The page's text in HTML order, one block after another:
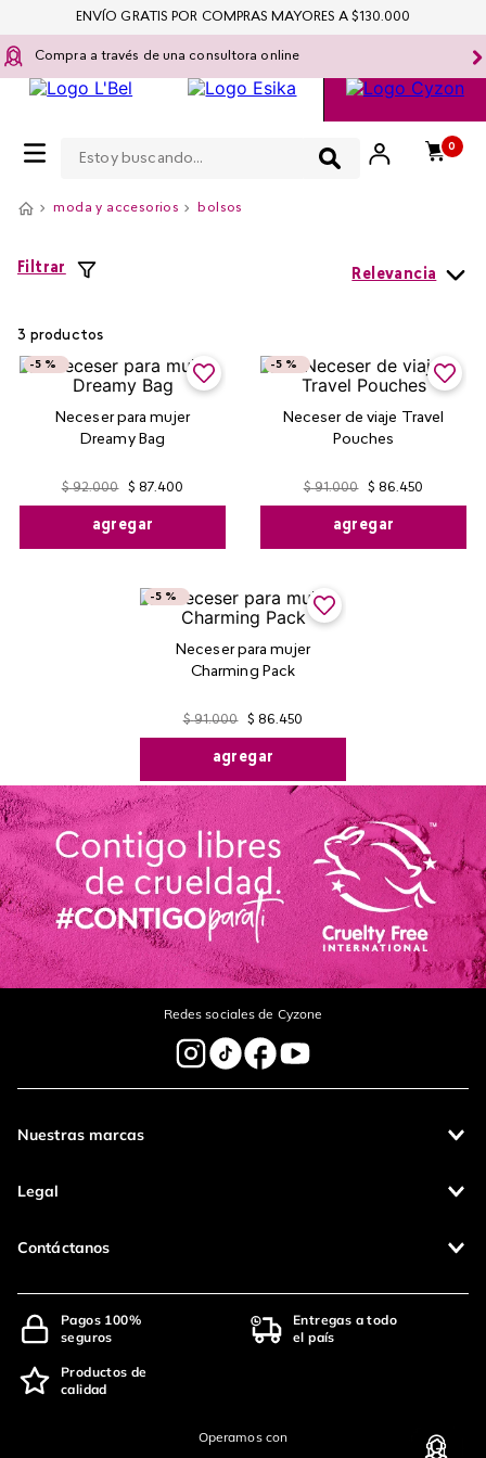
Compra a través de una consultora online
0
ENVÍO GRATIS POR COMPRAS MAYORES A $130.000
moda y accesorios bolsos
Filtrar Relevancia
3 productos
Neceser para mujer
Dreamy Bag
-5 %
$ 92.000 $ 87.400
agregar
Neceser de viaje Travel
Pouches
-5 %
$ 91.000 $ 86.450
agregar
Neceser para mujer
Charming Pack
-5 %
$ 91.000 $ 86.450
agregar
Redes sociales de Cyzone
Nuestras marcas
Legal
Contáctanos
Pagos 100%
seguros
Entregas a todo
el país
Productos de
calidad
Operamos con